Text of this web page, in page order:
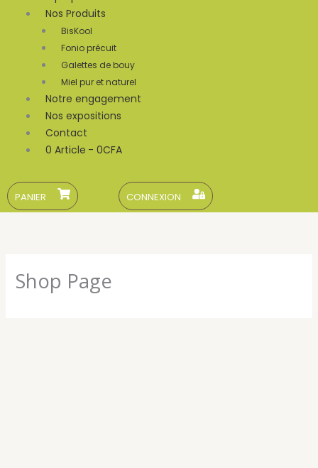
Nos Produits
BisKool
Fonio précuit
Galettes de bouy
Miel pur et naturel
Notre engagement
Nos expositions
Contact
0 Article
0CFA
PANIER CONNEXION
Shop Page